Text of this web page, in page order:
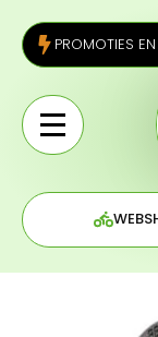
PROMOTIES